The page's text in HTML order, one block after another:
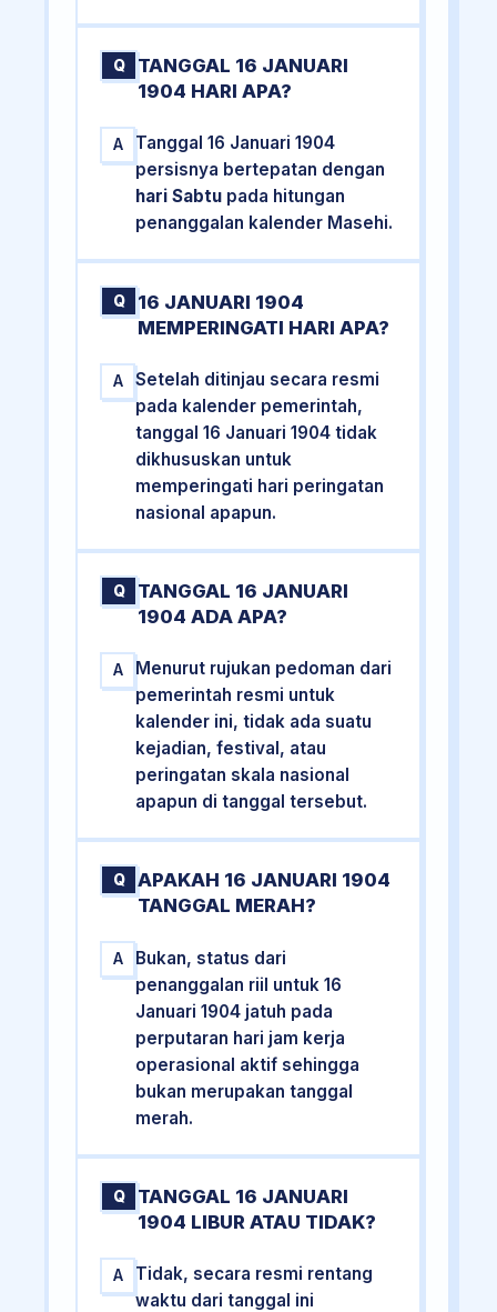
Q
TANGGAL 16 JANUARI
1904 HARI APA?
A
Tanggal 16 Januari 1904
persisnya bertepatan dengan
hari Sabtu pada hitungan
penanggalan kalender Masehi.
Q
16 JANUARI 1904
MEMPERINGATI HARI APA?
A
Setelah ditinjau secara resmi
pada kalender pemerintah,
tanggal 16 Januari 1904 tidak
dikhususkan untuk
memperingati hari peringatan
nasional apapun.
Q
TANGGAL 16 JANUARI
1904 ADA APA?
A
Menurut rujukan pedoman dari
pemerintah resmi untuk
kalender ini, tidak ada suatu
kejadian, festival, atau
peringatan skala nasional
apapun di tanggal tersebut.
Q
APAKAH 16 JANUARI 1904
TANGGAL MERAH?
A
Bukan, status dari
penanggalan riil untuk 16
Januari 1904 jatuh pada
perputaran hari jam kerja
operasional aktif sehingga
bukan merupakan tanggal
merah.
Q
TANGGAL 16 JANUARI
1904 LIBUR ATAU TIDAK?
A
Tidak, secara resmi rentang
waktu dari tanggal ini